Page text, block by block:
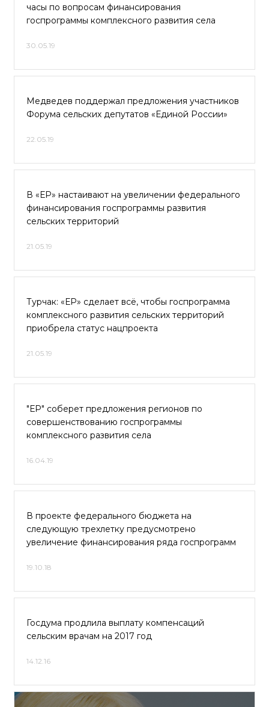
часы по вопросам финансирования
госпрограммы комплексного развития села
30.05.19
Медведев поддержал предложения участников
Форума сельских депутатов «Единой России»
22.05.19
В «ЕР» настаивают на увеличении федерального
финансирования госпрограммы развития
сельских территорий
21.05.19
Турчак: «ЕР» сделает всё, чтобы госпрограмма
комплексного развития сельских территорий
приобрела статус нацпроекта
21.05.19
"ЕР" соберет предложения регионов по
совершенствованию госпрограммы
комплексного развития села
16.04.19
В проекте федерального бюджета на
следующую трехлетку предусмотрено
увеличение финансирования ряда госпрограмм
19.10.18
Госдума продлила выплату компенсаций
сельским врачам на 2017 год
14.12.16